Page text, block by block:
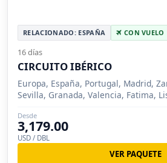
RELACIONADO: ESPAÑA CON VUELO
16 días
CIRCUITO IBÉRICO
Europa, España, Portugal, Madrid,
Sevilla, Granada, Valencia, Fatima,
Desde
3,179.00
USD / DBL
VER PAQUETE